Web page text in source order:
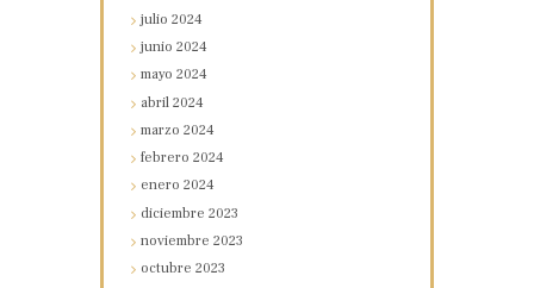
julio2024
junio2024
mayo2024
abril2024
marzo2024
febrero2024
enero2024
diciembre2023
noviembre2023
octubre2023